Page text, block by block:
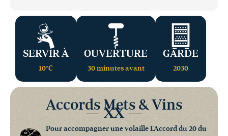
SERVIR À
10°C
OUVERTURE
30 minutes avant
GARDE
2030
Accords Mets & Vins
XX
Pour accompagner une volaille L'Accord du 20 du